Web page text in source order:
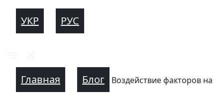
УКР РУС
Главная Блог Воздействие факторов на